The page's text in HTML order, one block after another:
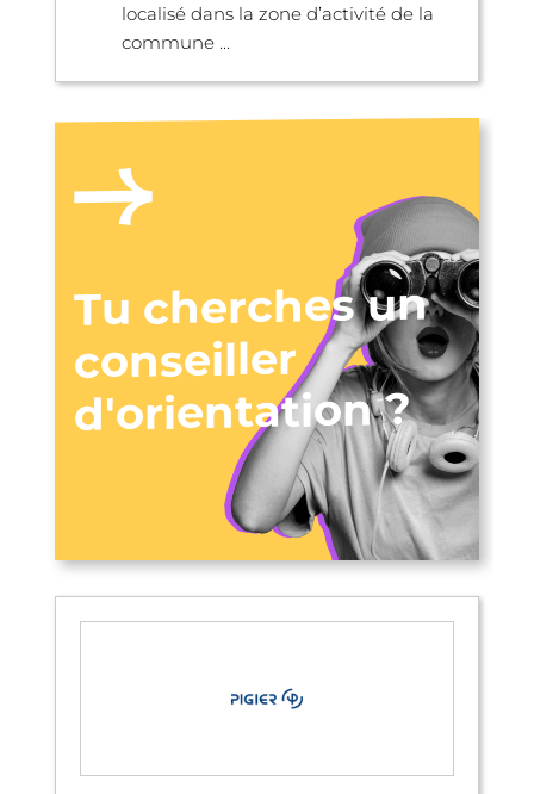
localisé dans la zone d’activité de la
commune ...
Tu cherches un
conseiller
d'orientation ?